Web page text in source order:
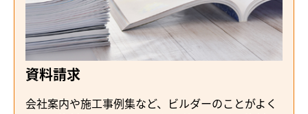
資料請求
会社案内や施工事例集など、ビルダーのことがよく